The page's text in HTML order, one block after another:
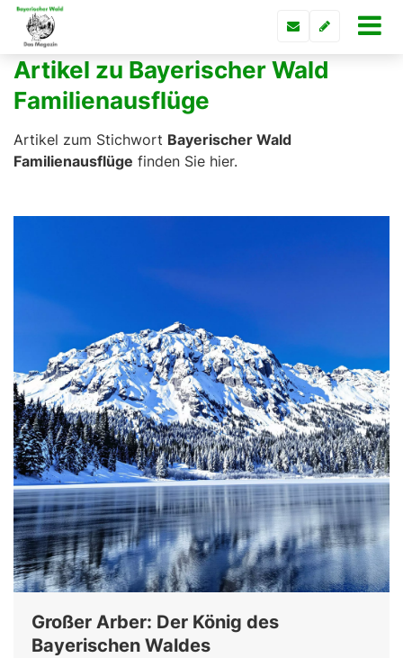
Artikel zu Bayerischer Wald
Familienausflüge
Artikel zum Stichwort Bayerischer Wald
Familienausflüge finden Sie hier.
Großer Arber: Der König des
Bayerischen Waldes